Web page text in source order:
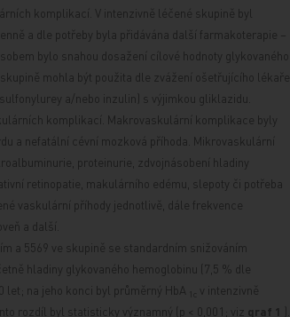
komplikací. V intenzivně léčené skupině byl
a dle potřeby byla přidávána další farmakoterapie –
bylo snahou dosažení cílové hodnoty glykovaného
mohla být použita dle zvážení ošetřujícího lékaře
a/nebo inzulin) s výjimkou gliklazidu.
komplikací. Makrovaskulární komplikace byly
a nefatální cévní mozková příhoda. Mikrovaskulární
proteinurie, zdvojnásobení hladiny
retinopatie, makulárního edému, slepoty či potřeba
vaskulární příhody jednotlivě, dále frekvence
a další.
a 5569 ve skupině se standardním snižováním
hladiny glykovaného hemoglobinu (7,5 % dle
let; na jeho konci byl průměrný HbA
v intenzivně
rozdíl byl statisticky významný (p < 0,001; viz graf 1 ).